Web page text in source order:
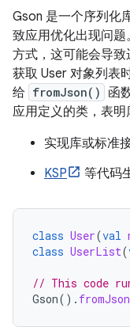
Gson 是一个序列化
致应用优化出现问
方式，这可能会导
获取 User 对象列表
给 fromJson()
函
应用定义的类，表明
实现库或标准
KSP
等代码
class User(val
class UserList(
// This code
Gson(). fromJson